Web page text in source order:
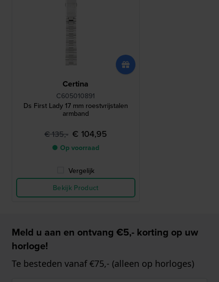
Certina
C605010891
Ds First Lady 17 mm roestvrijstalen
armband
€ 135,- € 104,95
● Op voorraad
Vergelijk
Bekijk Product
Meld u aan en ontvang €5,- korting op uw
horloge!
Te besteden vanaf €75,- (alleen op horloges)